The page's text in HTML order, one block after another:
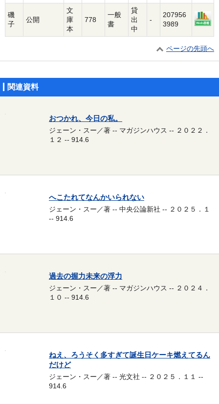
磯
子
公開
文
庫
本
778
一般
書
貸
出
中
-
207956
3989
ページの先頭へ
関連資料
おつかれ、今日の私。
ジェーン・スー／著 -- マガジンハウス -- ２０２２．
１２ -- 914.6
へこたれてなんかいられない
ジェーン・スー／著 -- 中央公論新社 -- ２０２５．１
-- 914.6
過去の握力未来の浮力
ジェーン・スー／著 -- マガジンハウス -- ２０２４．
１０ -- 914.6
ねえ、ろうそく多すぎて誕生日ケーキ燃えてるん
だけど
ジェーン・スー／著 -- 光文社 -- ２０２５．１１ --
914.6